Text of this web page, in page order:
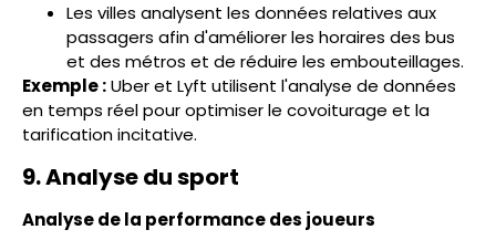
Les villes analysent les données relatives aux
passagers afin d'améliorer les horaires des bus
et des métros et de réduire les embouteillages.
Exemple :Uber et Lyft utilisent l'analyse de données
en temps réel pour optimiser le covoiturage et la
tarification incitative.
9. Analyse du sport
Analyse de la performance des joueurs